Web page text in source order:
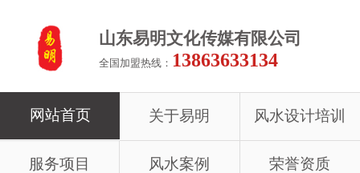
山东易明文化传媒有限公司
全国加盟热线： 13863633134
网站首页 关于易明 风水设计培训
服务项目 风水案例 荣誉资质